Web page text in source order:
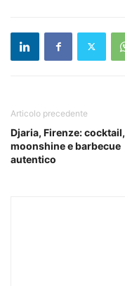
Articolo precedente
Djaria, Firenze: cocktail,
moonshine e barbecue
autentico